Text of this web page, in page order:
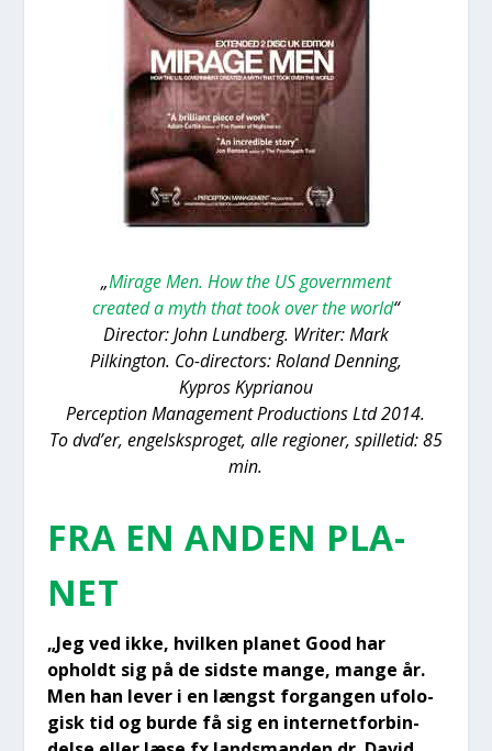
„Mira­ge Men. How the US gover­n­ment
cre­a­ted a myth that took over the wor­ld“
Director: John Lund­berg. Wri­ter: Mark
Pil­king­ton. Co-directors: Roland Den­ning,
Kypros Kypri­a­nou
Per­cep­tion Mana­ge­ment Pro­ductions Ltd 2014.
To dvd’er, engelsk­spro­get, alle regio­ner, spil­le­tid: 85
min.
FRA EN ANDEN PLA­
NET
„Jeg ved ikke, hvil­ken pla­net Good har
opholdt sig på de sid­ste man­ge, man­ge år.
Men han lever i en længst for­gan­gen ufo­lo­
gisk tid og bur­de få sig en inter­net­for­bin­